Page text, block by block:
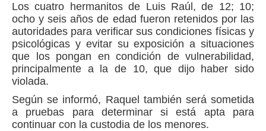
Los cuatro hermanitos de Luis Raúl, de 12; 10;
ocho y seis años de edad fueron retenidos por las
autoridades para verificar sus condiciones físicas y
psicológicas y evitar su exposición a situaciones
que los pongan en condición de vulnerabilidad,
principalmente a la de 10, que dijo haber sido
violada.
Según se informó, Raquel también será sometida
a pruebas para determinar si está apta para
continuar con la custodia de los menores.